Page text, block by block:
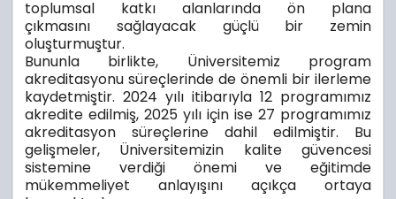
toplumsal katkı alanlarında ön plana
çıkmasını sağlayacak güçlü bir zemin
oluşturmuştur.
Bununla birlikte, Üniversitemiz program
akreditasyonu süreçlerinde de önemli bir ilerleme
kaydetmiştir. 2024 yılı itibarıyla 12 programımız
akredite edilmiş, 2025 yılı için ise 27 programımız
akreditasyon süreçlerine dahil edilmiştir. Bu
gelişmeler, Üniversitemizin kalite güvencesi
sistemine verdiği önemi ve eğitimde
mükemmeliyet anlayışını açıkça ortaya